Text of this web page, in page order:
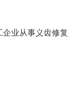
业从事义齿修复